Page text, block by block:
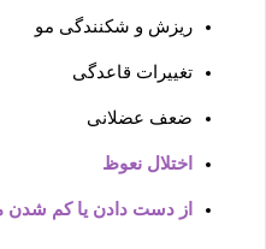
ریزش و شکنندگی مو
تغییرات قاعدگی
ضعف عضلانی
اختلال نعوظ
از دست دادن یا کم